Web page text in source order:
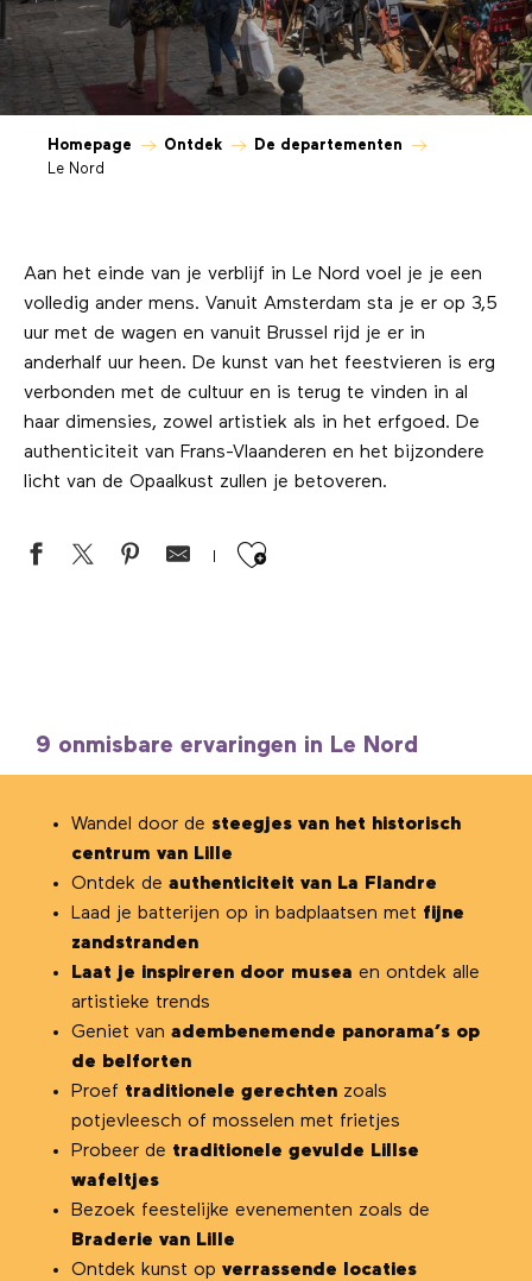
Homepage Ontdek
De departementen
Le Nord
Aan het einde van je verblijf in Le Nord voel je je een
volledig ander mens. Vanuit Amsterdam sta je er op 3,5
uur met de wagen en vanuit Brussel rijd je er in
anderhalf uur heen. De kunst van het feestvieren is erg
verbonden met de cultuur en is terug te vinden in al
haar dimensies, zowel artistiek als in het erfgoed. De
authenticiteit van Frans-Vlaanderen en het bijzondere
licht van de Opaalkust zullen je betoveren.
Ajouter aux
9 onmisbare ervaringen in Le Nord
Wandel door de steegjes van het historisch
centrum van Lille
Ontdek de authenticiteit van La Flandre
Laad je batterijen op in badplaatsen met fijne
zandstranden
Laat je inspireren door musea en ontdek alle
artistieke trends
Geniet van adembenemende panorama’s op
de belforten
Proef traditionele gerechten zoals
potjevleesch of mosselen met frietjes
Probeer de traditionele gevulde Lillse
wafeltjes
Bezoek feestelijke evenementen zoals de
Braderie van Lille
Ontdek kunst op verrassende locaties